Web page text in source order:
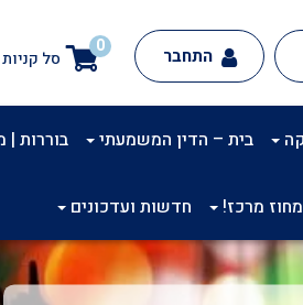
0
סל קניות התחבר
בית – הדין המשמעתי בוררות |
מרכז! חדשות ועדכונים